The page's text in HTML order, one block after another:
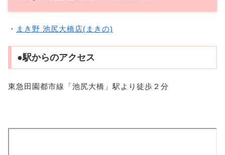
・ まき野 池尻大橋店(まきの)
●駅からのアクセス
東急田園都市線「池尻大橋」駅より徒歩２分